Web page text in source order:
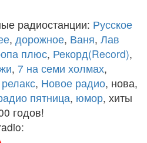
радиостанции: Русское
, дорожное, Ваня, Лав
плюс, Рекорд(Record),
, 7 на семи холмах,
релакс, Новое радио, нова,
пятница, юмор, хиты
годов!